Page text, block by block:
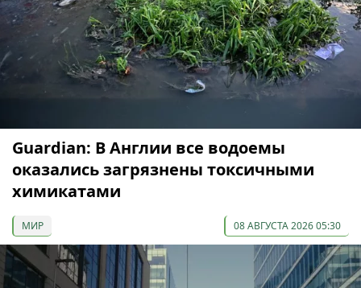
Guardian: В Англии все водоемы
оказались загрязнены токсичными
химикатами
МИР 08 АВГУСТА 2026 05:30